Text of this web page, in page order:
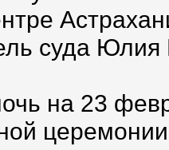
суда Юлия
на 23